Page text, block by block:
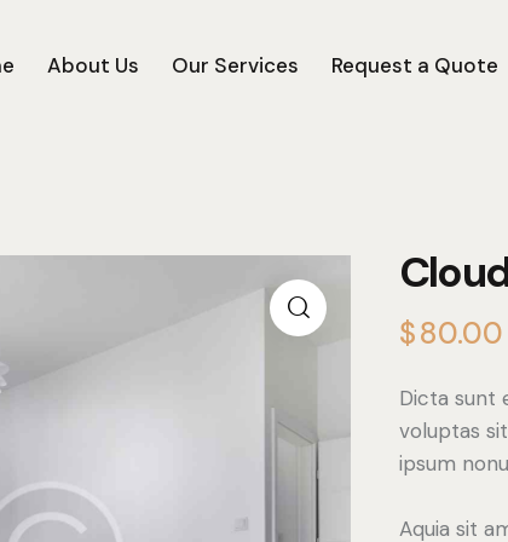
About Us Our Services Request a Quote
$80.00
Dicta sunt
voluptas
ipsum
Aquia sit